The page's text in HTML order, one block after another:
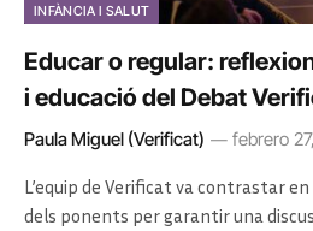
INFÀNCIA I SALUT
Educar o regular:
i educació del Debat
Paula Miguel (Verificat) febrero
L’equip de Verificat va contrastar
dels ponents per garantir una